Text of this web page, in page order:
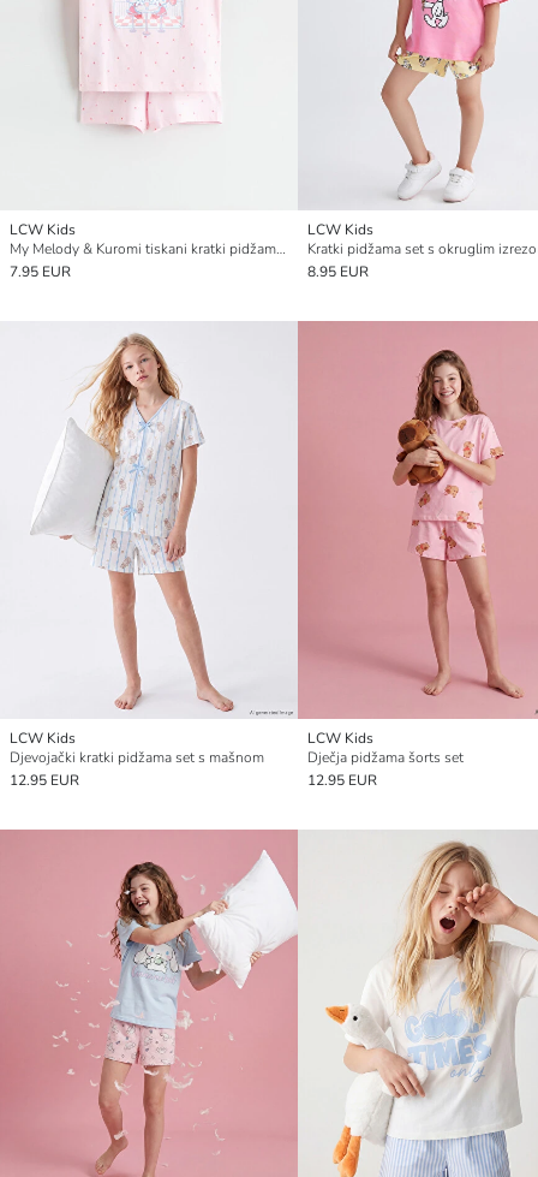
LCW Kids
My Melody & Kuromi tiskani kratki pidžama set za djevojčice
7.95 EUR
LCW Kids
8.95 EUR
LCW Kids
Djevojački kratki pidžama set s mašnom
12.95 EUR
LCW Kids
Dječja pidžama šorts set
12.95 EUR